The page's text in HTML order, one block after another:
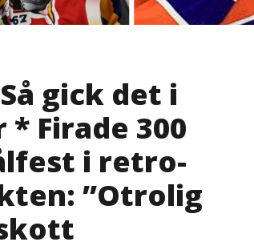
gick det i
Firade 300
i retro-
”Otrolig